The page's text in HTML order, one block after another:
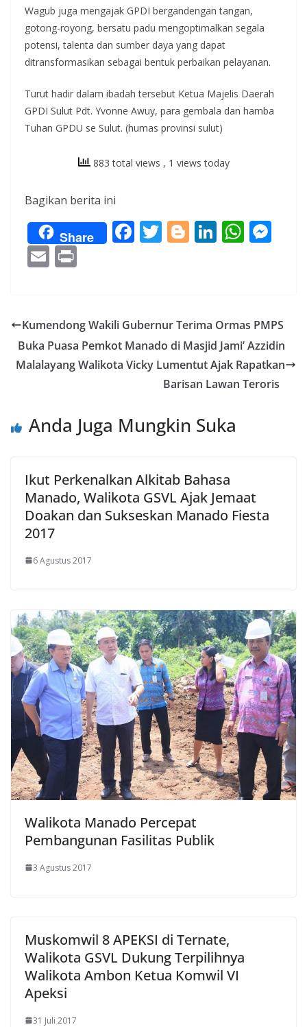
Wagub juga mengajak GPDI bergandengan tangan,
gotong-royong, bersatu padu mengoptimalkan segala
potensi, talenta dan sumber daya yang dapat
ditransformasikan sebagai bentuk perbaikan pelayanan.
Turut hadir dalam ibadah tersebut Ketua Majelis Daerah
GPDI Sulut Pdt. Yvonne Awuy, para gembala dan hamba
Tuhan GPDU se Sulut. (humas provinsi sulut)
883 total views , 1 views today
Bagikan berita ini
Share F
o
o
k
T Bl
er
Li
dI
n
W
A
p
p
n
g
er
E
l
Kumendong Wakili Gubernur Terima Ormas PMPS
Buka Puasa Pemkot Manado di Masjid Jami’ Azzidin
Malalayang Walikota Vicky Lumentut Ajak Rapatkan
Barisan Lawan Teroris
Anda Juga Mungkin Suka
Ikut Perkenalkan Alkitab Bahasa
Manado, Walikota GSVL Ajak Jemaat
Doakan dan Sukseskan Manado Fiesta
2017
6 Agustus 2017
Walikota Manado Percepat
Pembangunan Fasilitas Publik
3 Agustus 2017
Muskomwil 8 APEKSI di Ternate,
Walikota GSVL Dukung Terpilihnya
Walikota Ambon Ketua Komwil VI
Apeksi
31 Juli 2017